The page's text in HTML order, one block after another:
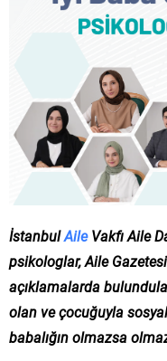
İstanbulAileVakfı Aile
psikologlar, Aile
açıklamalarda
olan ve çocuğuyla
babalığın olmazsa